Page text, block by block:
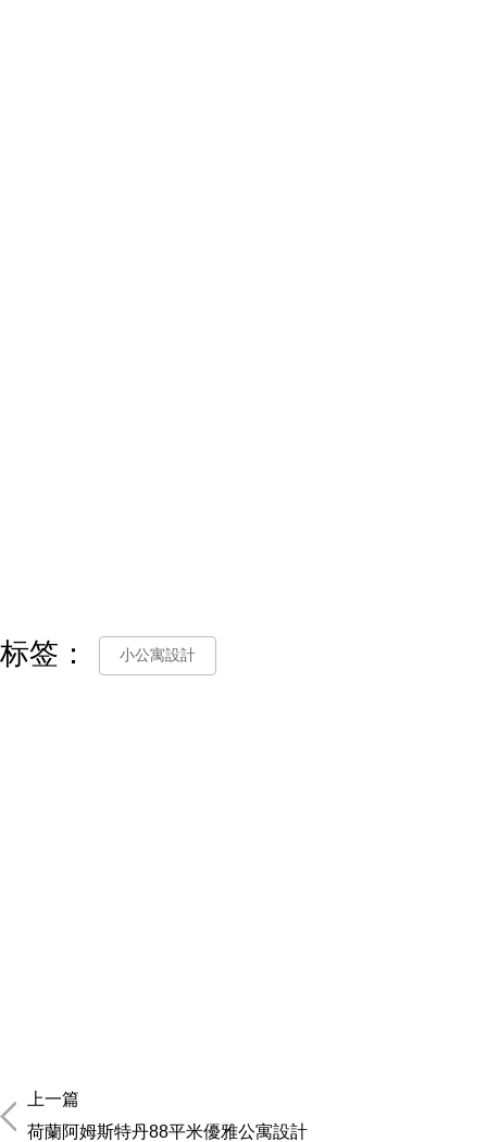
标签： 小公寓設計
上一篇
荷蘭阿姆斯特丹88平米優雅公寓設計